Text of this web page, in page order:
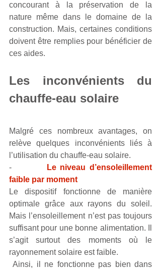
concourant à la préservation de la
nature même dans le domaine de la
construction. Mais, certaines conditions
doivent être remplies pour bénéficier de
ces aides.
Les inconvénients du
chauffe-eau solaire
Malgré ces nombreux avantages, on
relève quelques inconvénients liés à
l’utilisation du chauffe-eau solaire.
-
Le niveau d’ensoleillement
faible par moment
Le dispositif fonctionne de manière
optimale grâce aux rayons du soleil.
Mais l’ensoleillement n’est pas toujours
suffisant pour une bonne alimentation. Il
s’agit surtout des moments où le
rayonnement solaire est faible.
Ainsi, il ne fonctionne pas bien dans